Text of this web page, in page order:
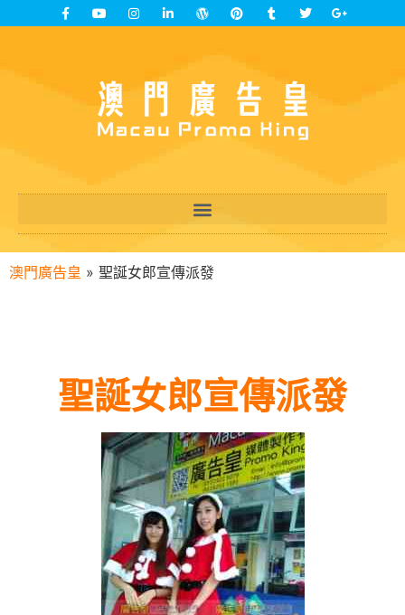
澳門廣告皇 » 聖誕女郎宣傳派發
聖誕女郎宣傳派發